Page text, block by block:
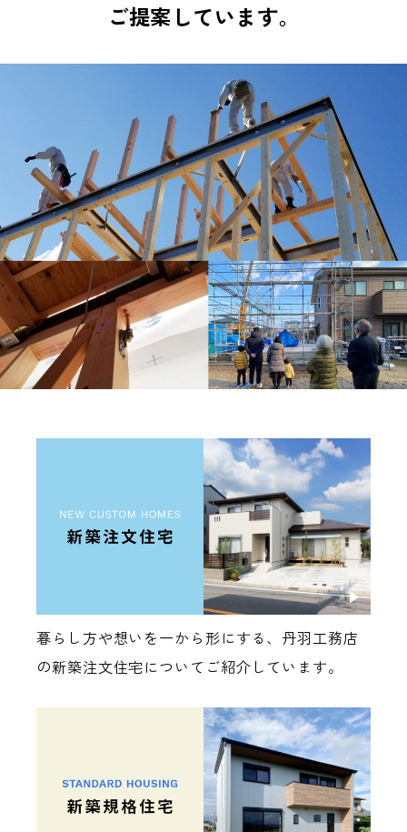
ご提案しています。
暮らし方や想いを一から形にする、丹羽工務店
の新築注文住宅についてご紹介しています。